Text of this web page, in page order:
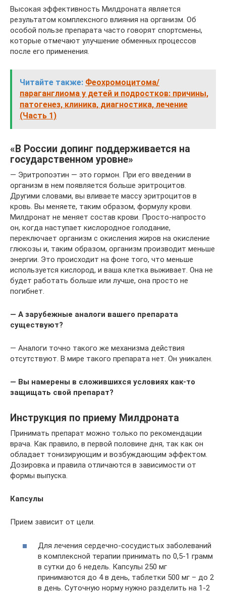
Высокая эффективность Милдроната является
результатом комплексного влияния на организм. Об
особой пользе препарата часто говорят спортсмены,
которые отмечают улучшение обменных процессов
после его применения.
Читайте также: Феохромоцитома/
параганглиома у детей и подростков: причины,
патогенез, клиника, диагностика, лечение
(Часть 1)
«В России допинг поддерживается на
государственном уровне»
— Эритропоэтин — это гормон. При его введении в
организм в нем появляется больше эритроцитов.
Другими словами, вы вливаете массу эритроцитов в
кровь. Вы меняете, таким образом, формулу крови.
Милдронат не меняет состав крови. Просто-напросто
он, когда наступает кислородное голодание,
переключает организм с окисления жиров на окисление
глюкозы и, таким образом, организм производит меньше
энергии. Это происходит на фоне того, что меньше
используется кислород, и ваша клетка выживает. Она не
будет работать больше или лучше, она просто не
погибнет.
— А зарубежные аналоги вашего препарата
существуют?
— Аналоги точно такого же механизма действия
отсутствуют. В мире такого препарата нет. Он уникален.
— Вы намерены в сложившихся условиях как-то
защищать свой препарат?
Инструкция по приему Милдроната
Принимать препарат можно только по рекомендации
врача. Как правило, в первой половине дня, так как он
обладает тонизирующим и возбуждающим эффектом.
Дозировка и правила отличаются в зависимости от
формы выпуска.
Капсулы
Прием зависит от цели.
Для лечения сердечно-сосудистых заболеваний
в комплексной терапии принимать по 0,5-1 грамм
в сутки до 6 недель. Капсулы 250 мг
принимаются до 4 в день, таблетки 500 мг – до 2
в день. Суточную норму нужно разделить на 1-2